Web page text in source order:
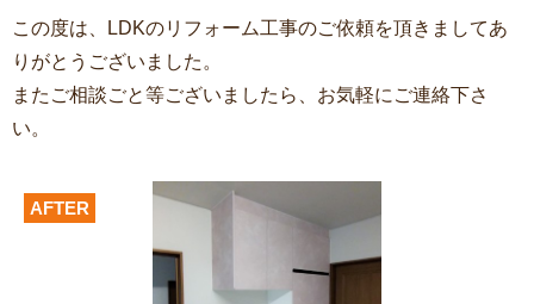
この度は、LDKのリフォーム工事のご依頼を頂きましてあ
りがとうございました。
またご相談ごと等ございましたら、お気軽にご連絡下さ
い。
AFTER